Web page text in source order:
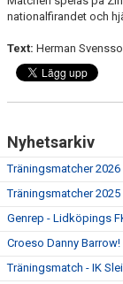
nationalfirandet och
Text: Herman
Nyhetsarkiv
Träningsmatcher 2026
Träningsmatcher 2025
Genrep - Lidköpings
Croeso Danny Barrow!
Träningsmatch - IK